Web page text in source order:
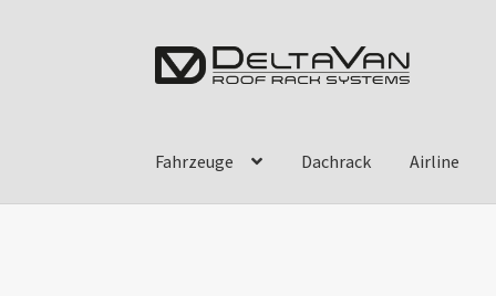
Zur
Navigation
Zum
Inhalt
Fahrzeuge Dachrack Airline